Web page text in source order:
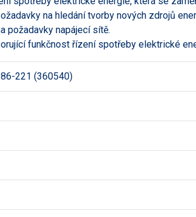
na hledání tvorby nových zdrojů
požadavky napájecí sítě.
funkčnost řízení spotřeby elektrické
221 (360540)